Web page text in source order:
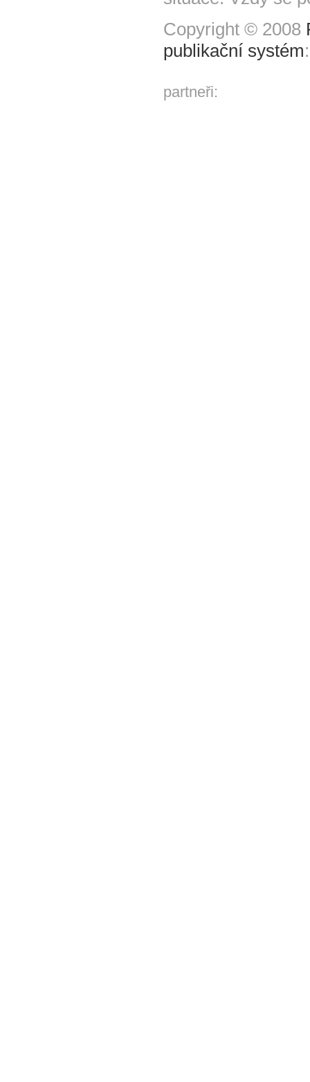
Copyright © 2008
publikační systém
partneři: